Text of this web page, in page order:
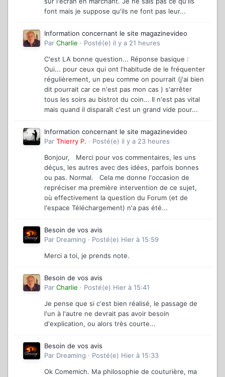
font mais je suppose qu'ils ne font pas leur...
Information concernant le site magazinevideo
Par Charlie · Posté(e) il y a 21 heures
C'est LA bonne question... Réponse basique :
Oui... pour ceux qui ont l'habitude de le fréquenter
régulièrement, un peu comme on pourrait (j'ai bien
dit pourrait car ce n'est pas mon cas ) s'arrêter
tous les soirs au bistrot du coin... Il n'est pas vital
mais quand il disparaît c'est un grand vide pour...
Information concernant le site magazinevideo
Par Thierry P. · Posté(e) il y a 23 heures
Bonjour, Merci pour vos commentaires, les uns
déçus, les autres avec des idées, parfois bonnes
ou pas. Normal. Cela me donne l'occasion de
repréciser ma première intervention de ce sujet,
où effectivement la question du Forum (et de
l'espace Téléchargement) n'a pas été...
Besoin de vos avis
Par Dreaming · Posté(e) Hier à 15:59
Merci a toi, je prends note.
Besoin de vos avis
Par Charlie · Posté(e) Hier à 15:41
Je pense que si c'est bien réalisé, le passage de
l'un à l'autre ne devrait pas avoir besoin
d'explication, ou alors très courte...
Besoin de vos avis
Par Dreaming · Posté(e) Hier à 15:33
Ok Comemich. Ma philosophie de couturière, ma